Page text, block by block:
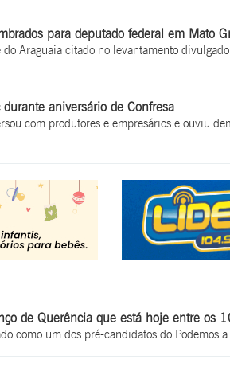
para deputado federal em Mato
Araguaia citado no levantamento
aniversário de Confresa
com produtores e empresários e ouviu
de Querência que está hoje entre os
como um dos pré-candidatos do Podemos